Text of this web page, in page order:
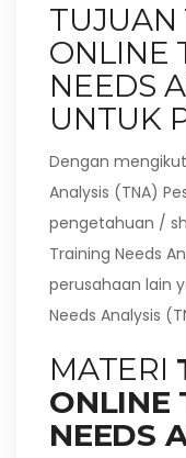
TUJUAN
ONLINE
NEEDS
UNTUK
Dengan
Analysis (TNA)
pengetahuan /
Training Needs
perusahaan lain
Needs Analysis
MATERI
ONLINE
NEEDS